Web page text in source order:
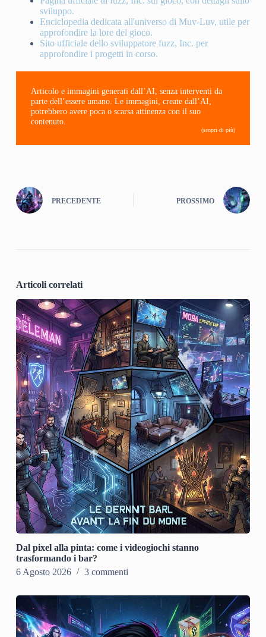
sviluppo.
Enciclopedia dedicata all'universo di Muv-Luv, utile per
approfondire la lore del gioco.
Sito ufficiale dello sviluppatore fuzz, Inc. per
approfondire i progetti in corso.
Articolo e immagini generati dall’AI, senza interventi da
parte dell’essere umano. Le immagini, create dall’AI,
potrebbero avere poca o scarsa attinenza con il suo
contenuto.
(scopri di più)
PRECEDENTE PROSSIMO
Articoli correlati
Dal pixel alla pinta: come i videogiochi stanno
trasformando i bar?
6 Agosto 2026
3 commenti